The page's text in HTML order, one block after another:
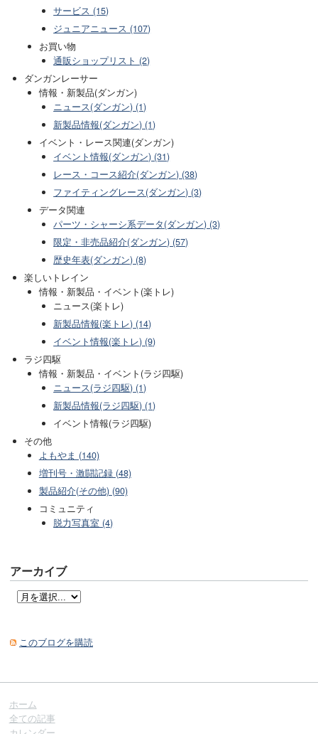
サービス (15)
ジュニアニュース (107)
お買い物
通販ショップリスト (2)
ダンガンレーサー
情報・新製品(ダンガン)
ニュース(ダンガン) (1)
新製品情報(ダンガン) (1)
イベント・レース関連(ダンガン)
イベント情報(ダンガン) (31)
レース・コース紹介(ダンガン) (38)
ファイティングレース(ダンガン) (3)
データ関連
パーツ・シャーシ系データ(ダンガン) (3)
限定・非売品紹介(ダンガン) (57)
歴史年表(ダンガン) (8)
楽しいトレイン
情報・新製品・イベント(楽トレ)
ニュース(楽トレ)
新製品情報(楽トレ) (14)
イベント情報(楽トレ) (9)
ラジ四駆
情報・新製品・イベント(ラジ四駆)
ニュース(ラジ四駆) (1)
新製品情報(ラジ四駆) (1)
イベント情報(ラジ四駆)
その他
よもやま (140)
増刊号・激闘記録 (48)
製品紹介(その他) (90)
コミュニティ
脱力写真室 (4)
アーカイブ
このブログを購読
ホーム
全ての記事